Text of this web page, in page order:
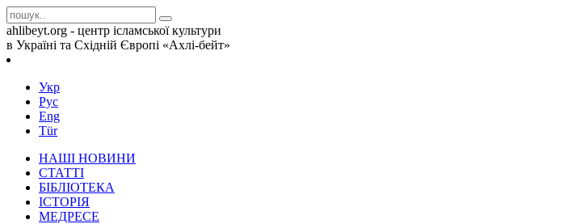
ahlibeyt.org - центр ісламської культури
в Україні та Східній Європі «Ахлі-бейт»
Укр
Рус
Eng
Tür
НАШІ НОВИНИ
СТАТТІ
БІБЛІОТЕКА
ІСТОРІЯ
МЕДРЕСЕ